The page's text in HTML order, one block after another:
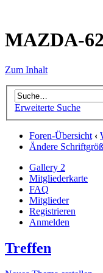
MAZDA-
Zum Inhalt
Erweiterte Suche
Foren-Übersicht ‹
Ändere
Gallery 2
Mitgliederkarte
FAQ
Mitglieder
Registrieren
Anmelden
Treffen